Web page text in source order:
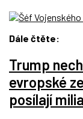
Dále čtěte:
Trump
evropské
posílají